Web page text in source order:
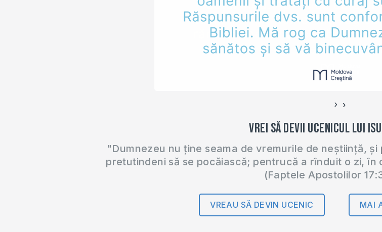
‹ ›
Vrei să devii ucenicul lui
"Dumnezeu nu ține seama de vremurile de neștiință,
pretutindeni să se pocăiască; pentrucă a rînduit o zi,
(Faptele Apostolilor
VREAU SĂ DEVIN UCENIC MAI